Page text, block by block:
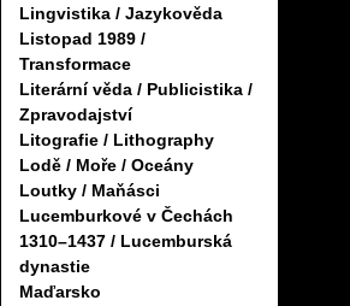
Lingvistika / Jazykověda
Listopad 1989 /
Transformace
Literární věda / Publicistika /
Zpravodajství
Litografie / Lithography
Lodě / Moře / Oceány
Loutky / Maňásci
Lucemburkové v Čechách
1310–1437 / Lucemburská
dynastie
Maďarsko